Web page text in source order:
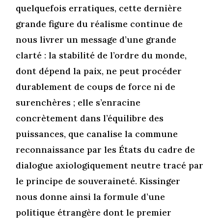
quelquefois erratiques, cette dernière
grande figure du réalisme continue de
nous livrer un message d’une grande
clarté : la stabilité de l’ordre du monde,
dont dépend la paix, ne peut procéder
durablement de coups de force ni de
surenchères ; elle s’enracine
concrètement dans l’équilibre des
puissances, que canalise la commune
reconnaissance par les États du cadre de
dialogue axiologiquement neutre tracé par
le principe de souveraineté. Kissinger
nous donne ainsi la formule d’une
politique étrangère dont le premier